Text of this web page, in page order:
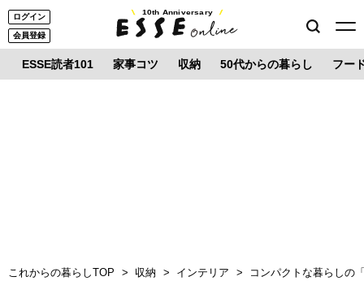
ログイン
会員登録
10th Anniversary
ESSE読者101 家事コツ 収納 50代からの暮らし フー
これからの暮らしTOP 収納 インテリア コンパクトな暮らしの